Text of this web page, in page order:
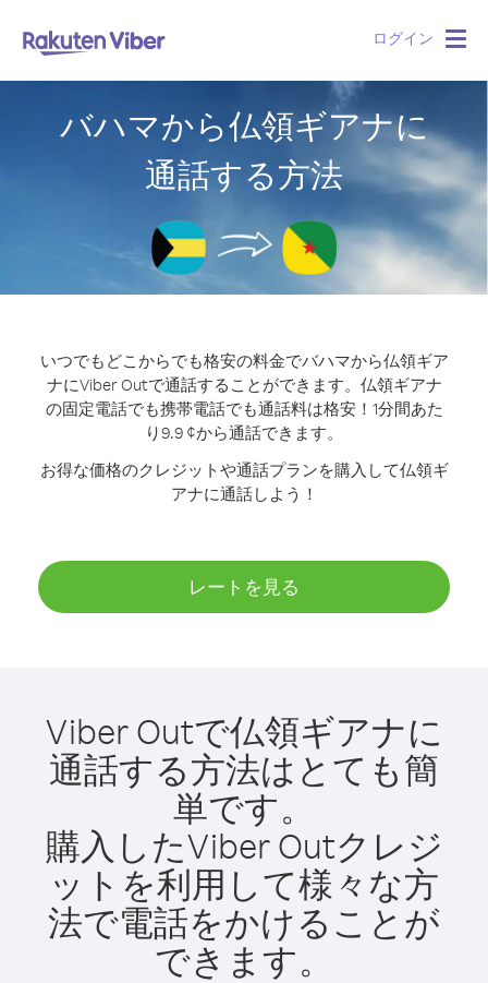
ログイン
バハマから仏領ギアナに
通話する方法
いつでもどこからでも格安の料金でバハマから仏領ギア
ナにViber Outで通話することができます。 仏領ギアナ
の固定電話でも携帯電話でも通話料は格安！1分間あた
り9.9 ¢から通話できます。
お得な価格のクレジットや通話プランを購入して仏領ギ
アナに通話しよう！
レートを見る
Viber Outで仏領ギアナに
通話する方法はとても簡
単です。
購入したViber Outクレジ
ットを利用して様々な方
法で電話をかけることが
できます。